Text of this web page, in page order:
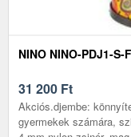
NINO NINO-PDJ1-S-
31 200 Ft
Akciós.djembe:
gyermekek számára,